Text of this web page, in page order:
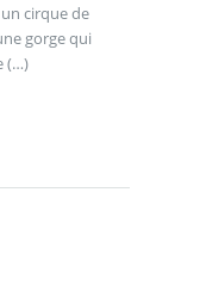
cirque de
gorge qui
(…)